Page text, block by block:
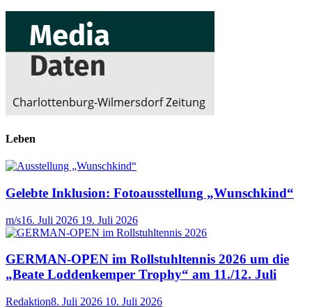
Leben
Gelebte Inklusion: Fotoausstellung „Wunschkind“
m/s16. Juli 2026 19. Juli 2026
GERMAN-OPEN im Rollstuhltennis 2026 um die
„Beate Loddenkemper Trophy“ am 11./12. Juli
Redaktion8. Juli 2026 10. Juli 2026